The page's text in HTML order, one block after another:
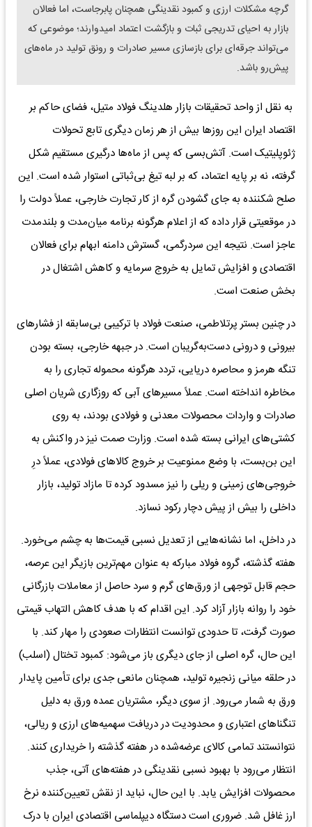
گرچه مشکلات ارزی و کمبود نقدینگی همچنان پابرجاست، اما فعالان
بازار به احیای تدریجی ثبات و بازگشت اعتماد امیدوارند؛ موضوعی که
می‌تواند جرقه‌ای برای بازسازی مسیر صادرات و رونق تولید در ماه‌های
پیش‌رو باشد.
به نقل از واحد تحقیقات بازار هلدینگ فولاد متیل، فضای حاکم بر
اقتصاد ایران این روزها بیش از هر زمان دیگری تابع تحولات
ژئوپلیتیک است. آتش‌بسی که پس از ماه‌ها درگیری مستقیم شکل
گرفته، نه بر پایه اعتماد، که بر لبه تیغ بی‌ثباتی استوار شده است. این
صلح شکننده به جای گشودن گره از کار تجارت خارجی، عملاً دولت را
در موقعیتی قرار داده که از اعلام هرگونه برنامه میان‌مدت و بلندمدت
عاجز است. نتیجه این سردرگمی، گسترش دامنه ابهام برای فعالان
اقتصادی و افزایش تمایل به خروج سرمایه و کاهش اشتغال در
بخش صنعت است.
در چنین بستر پرتلاطمی، صنعت فولاد با ترکیبی بی‌سابقه از فشارهای
بیرونی و درونی دست‌به‌گریبان است. در جبهه خارجی، بسته بودن
تنگه هرمز و محاصره دریایی، تردد هرگونه محموله تجاری را به
مخاطره انداخته است. عملاً مسیرهای آبی که روزگاری شریان اصلی
صادرات و واردات محصولات معدنی و فولادی بودند، به روی
کشتی‌های ایرانی بسته شده است. وزارت صمت نیز در واکنش به
این بن‌بست، با وضع ممنوعیت بر خروج کالاهای فولادی، عملاً درِ
خروجی‌های زمینی و ریلی را نیز مسدود کرده تا مازاد تولید، بازار
داخلی را بیش از پیش دچار رکود نسازد.
در داخل، اما نشانه‌هایی از تعدیل نسبی قیمت‌ها به چشم می‌خورد.
هفته گذشته، گروه فولاد مبارکه به عنوان مهم‌ترین بازیگر این عرصه،
حجم قابل توجهی از ورق‌های گرم و سرد حاصل از معاملات بازرگانی
خود را روانه بازار آزاد کرد. این اقدام که با هدف کاهش التهاب قیمتی
صورت گرفت، تا حدودی توانست انتظارات صعودی را مهار کند. با
این حال، گره اصلی از جای دیگری باز می‌شود: کمبود تختال (اسلب)
در حلقه میانی زنجیره تولید، همچنان مانعی جدی برای تأمین پایدار
ورق به شمار می‌رود. از سوی دیگر، مشتریان عمده ورق به دلیل
تنگناهای اعتباری و محدودیت در دریافت سهمیه‌های ارزی و ریالی،
نتوانستند تمامی کالای عرضه‌شده در هفته گذشته را خریداری کنند.
انتظار می‌رود با بهبود نسبی نقدینگی در هفته‌های آتی، جذب
محصولات افزایش یابد. با این حال، نباید از نقش تعیین‌کننده نرخ
ارز غافل شد. ضروری است دستگاه دیپلماسی اقتصادی ایران با درک